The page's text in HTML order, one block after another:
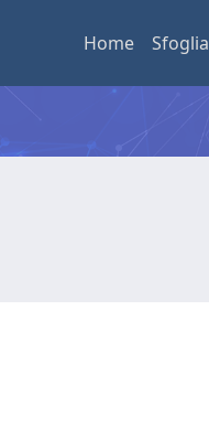
Home Sfoglia